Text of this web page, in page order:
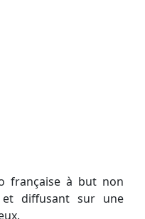
française à but non
diffusant sur une